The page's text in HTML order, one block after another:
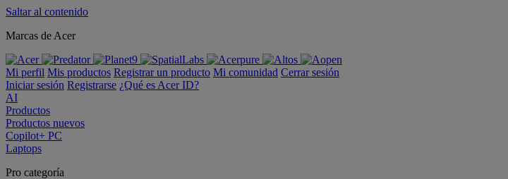
Saltar al contenido
Marcas de Acer
Mi perfil Mis productos Registrar un producto Mi comunidad Cerrar sesión
Iniciar sesión Registrarse ¿Qué es Acer ID?
AI
Productos
Productos nuevos
Copilot+ PC
Laptops
Pro categoría